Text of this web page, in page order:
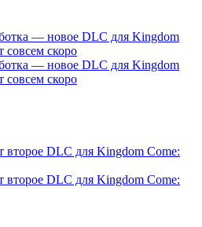
— новое DLC для Kingdom
совсем скоро
— новое DLC для Kingdom
совсем скоро
второе DLC для Kingdom Come:
второе DLC для Kingdom Come: